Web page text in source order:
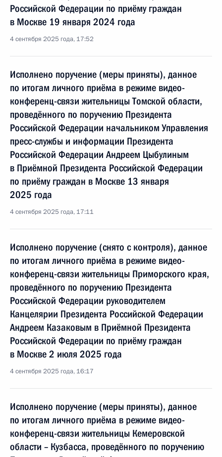
Российской Федерации по приёму граждан
в Москве 19 января 2024 года
4 сентября 2025 года, 17:52
Исполнено поручение (меры приняты), данное
по итогам личного приёма в режиме видео-
конференц-связи жительницы Томской области,
проведённого по поручению Президента
Российской Федерации начальником Управления
пресс-службы и информации Президента
Российской Федерации Андреем Цыбулиным
в Приёмной Президента Российской Федерации
по приёму граждан в Москве 13 января
2025 года
4 сентября 2025 года, 17:11
Исполнено поручение (снято с контроля), данное
по итогам личного приёма в режиме видео-
конференц-связи жительницы Приморского края,
проведённого по поручению Президента
Российской Федерации руководителем
Канцелярии Президента Российской Федерации
Андреем Казаковым в Приёмной Президента
Российской Федерации по приёму граждан
в Москве 2 июля 2025 года
4 сентября 2025 года, 16:17
Исполнено поручение (меры приняты), данное
по итогам личного приёма в режиме видео-
конференц-связи жительницы Кемеровской
области – Кузбасса, проведённого по поручению